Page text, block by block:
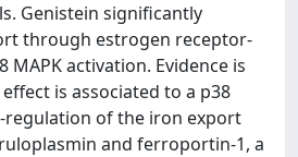
Genistein significantly
through estrogen receptor-
MAPK activation. Evidence is
is associated to a p38
regulation of the iron export
and ferroportin-1, a